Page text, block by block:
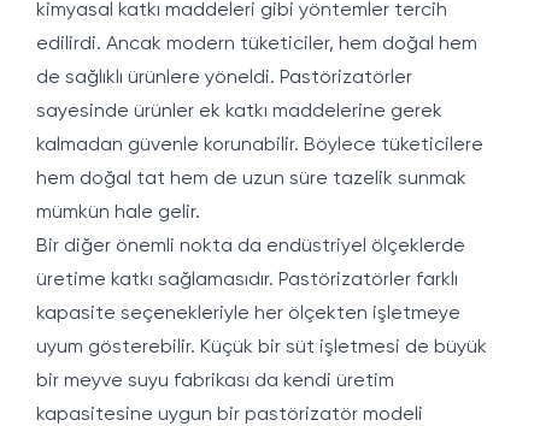
kimyasal katkı maddeleri gibi yöntemler tercih
edilirdi. Ancak modern tüketiciler, hem doğal hem
de sağlıklı ürünlere yöneldi. Pastörizatörler
sayesinde ürünler ek katkı maddelerine gerek
kalmadan güvenle korunabilir. Böylece tüketicilere
hem doğal tat hem de uzun süre tazelik sunmak
mümkün hale gelir.
Bir diğer önemli nokta da endüstriyel ölçeklerde
üretime katkı sağlamasıdır. Pastörizatörler farklı
kapasite seçenekleriyle her ölçekten işletmeye
uyum gösterebilir. Küçük bir süt işletmesi de büyük
bir meyve suyu fabrikası da kendi üretim
kapasitesine uygun bir pastörizatör modeli